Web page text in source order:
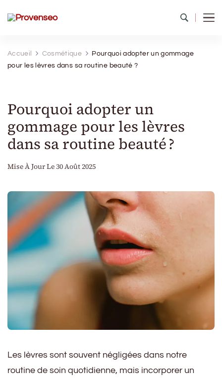
Accueil Cosmétique
Pourquoi adopter un gommage
pour les lèvres dans sa routine beauté ?
Pourquoi adopter un
gommage pour les lèvres
dans sa routine beauté ?
Mise À Jour Le30 Août 2025
Les lèvres sont souvent négligées dans notre
routine de soin quotidienne, mais incorporer un